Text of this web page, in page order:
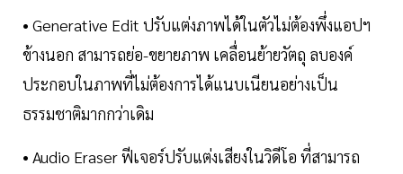
• Generative Edit ปรับแต่งภาพได้ในตัวไม่ต้องพึ่งแอปฯ
ข้างนอก สามารถย่อ-ขยายภาพ เคลื่อนย้ายวัตถุ ลบองค์
ประกอบในภาพที่ไม่ต้องการได้แนบเนียนอย่างเป็น
ธรรมชาติมากกว่าเดิม
• Audio Eraser ฟีเจอร์ปรับแต่งเสียงในวิดีโอ ที่สามารถ